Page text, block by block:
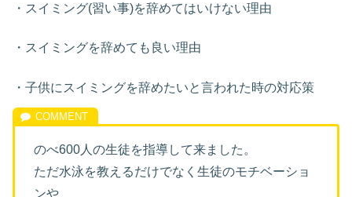
・スイミング(習い事)を辞めてはいけない理由
・スイミングを辞めても良い理由
・子供にスイミングを辞めたいと言われた時の対応策
のべ600人の生徒を指導して来ました。
ただ水泳を教えるだけでなく生徒のモチベーショ
ンや